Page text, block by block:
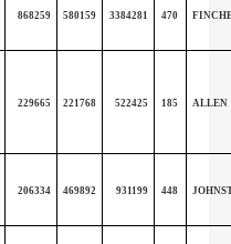
868259 580159 3384281 470
229665 221768 522425 185 ALLEN
206334 469892 931199 448